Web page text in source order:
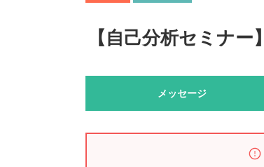
【自己分析セミナー】
メッセージ